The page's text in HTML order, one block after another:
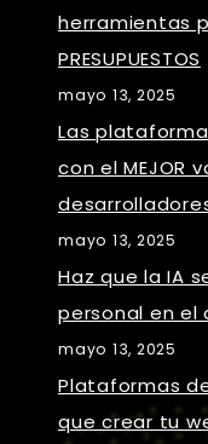
herramientas
PRESUPUESTOS
mayo 13, 2025
Las
con el MEJOR
mayo 13, 2025
Haz que la IA
personal en el
mayo 13, 2025
Plataformas
que crear tu